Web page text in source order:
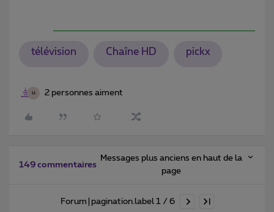
télévision Chaîne HD pickx
H 2 personnes aiment
149 commentaires
Messages plus anciens en haut de la
page
Forum|pagination.label 1 / 6